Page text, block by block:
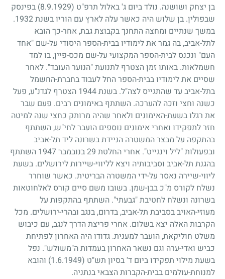
בן יצחק ושושנה. נולד ביום ג' באלול תרפ"ט (8.9.1929)
בפינסק
שבפולין. בן שלוש היה כאשר עלה לארץ עם הוריו בשנת1932
.
במשך שנתיים ומחצה התחנך בקבוצת גבת, אחר-כך הובא
לתל-אביב, בה גמר את לימודיו בבית-הספר היסודי על-שם "אחד
העם" ונכנס לבית-הספר המקצועי על-שם מכס-פיין, בו למד
חשמלאות. באותו זמן הצטרף לתנועת "הנוער העובד". לאחר
שסיים את לימודיו בבית-הספר החל לעבוד בחברת-החשמל
בתל-אביב עד שהתגייס לצה"ל. בשנת1944 הצטרף לגדנ"ע, פעל
כשנה וחצי וזכה להערכה. השתתף באימונים רבים. פעם שבר
את רגלו בשעת-האימונים ולאחר שהיה מרותק כחצי שנה למיטה
חזר לתפקידו ואחרי אימונים נוספים הועבר לחי"ש, השתתף
בהתקפה על מבצר המשטרה הניידת בשרונה ליד תל-אביב
ובפעולות "ליל וינגייט". אחרי החלטת 29בנובמבר1947 השתתף
בהגנת תל-אביב וסביבותיה ויצא לליווי-שיירות לירושלים. בשעת
ליווי-שיירה נאסר על-ידי המשטרה הבריטית. כאשר שוחרר
נשלח לקורס מ"כ בבן-שמן. בשובו משם סיים קורס לאלחוטאות
בשרונה ונשלח לחטיבת "גבעתי". השתתף בהתקפות על
מעוזי-האויב בסביבת תל-אביב, בדרום, בנגב ובהרי-ירושלים. מכל
הקרבות האלה יצא בשלום. אחרי פריצת הדרך לנגב, עם כיבוש
משלט חוליקאת, הועבר למענית. גדודו היה האחרון לפתיחת
כביש ואדי-ערה וגם נשאר האחרון בעמדות ה"משולש". נפל
בשעת מילוי תפקידו ביום ד' בסיון תש"ט (1.6.1949)
והובא
למנוחת-עולמים בבית-הקברות הצבאי בנתניה.